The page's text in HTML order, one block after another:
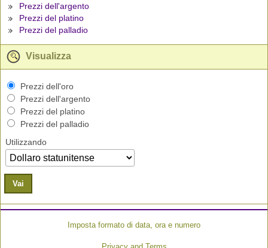
Prezzi dell'argento
Prezzi del platino
Prezzi del palladio
Visualizza
Prezzi dell'oro
Prezzi dell'argento
Prezzi del platino
Prezzi del palladio
Utilizzando
Vai
Imposta formato di data, ora e numero
Privacy and Terms